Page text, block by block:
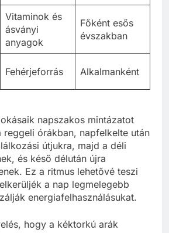
Vitaminok és
ásványi
anyagok
Főként esős
évszakban
Fehérjeforrás Alkalmanként
napszakos mintázatot
reggeli órákban, napfelkelte után
útjukra, majd a déli
és késő délután újra
Ez a ritmus lehetővé teszi
a nap legmelegebb
energiafelhasználásukat.
hogy a kéktorkú arák